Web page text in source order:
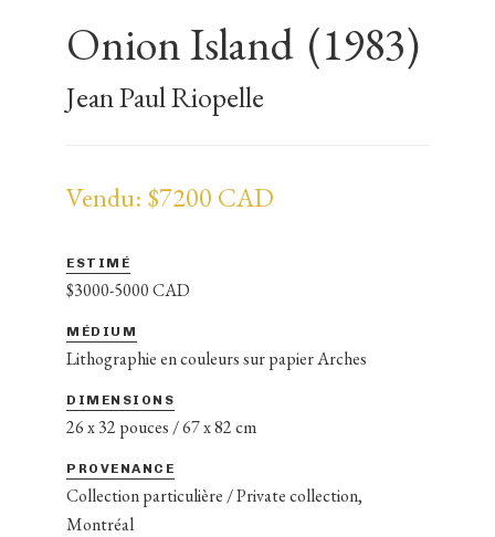
Onion Island (1983)
Jean Paul Riopelle
Vendu: $7200 CAD
ESTIMÉ
$3000-5000 CAD
MÉDIUM
Lithographie en couleurs sur papier Arches
DIMENSIONS
26 x 32 pouces / 67 x 82 cm
PROVENANCE
Collection particulière / Private collection,
Montréal